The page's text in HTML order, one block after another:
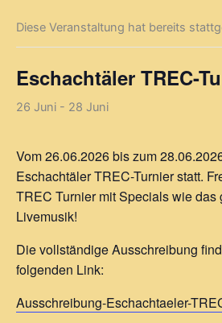
Diese Veranstaltung hat bereits
Eschachtäler TREC-
26 Juni - 28 Juni
Vom 26.06.2026 bis zum
Eschachtäler TREC-Turnier statt.
TREC Turnier mit Specials wie das
Livemusik!
Die vollständige Ausschreibung
folgenden Link:
Ausschreibung-Eschachtaeler-